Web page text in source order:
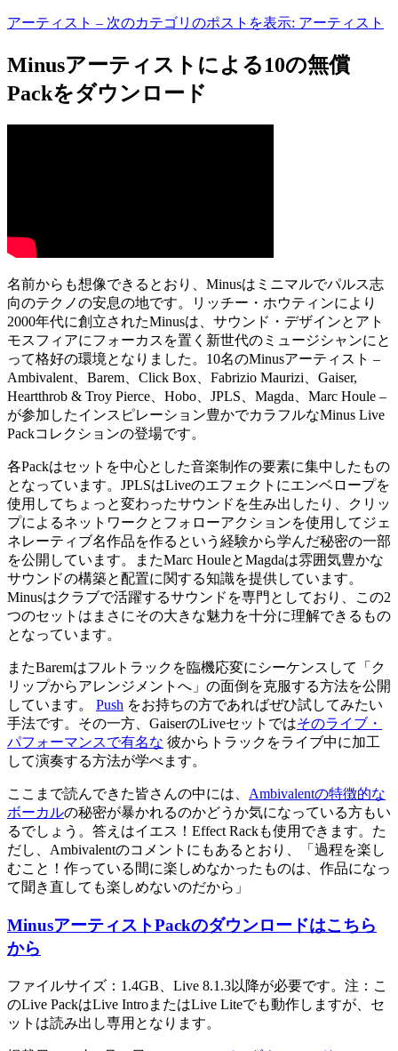
アーティスト – 次のカテゴリのポストを表示: アーティスト
Minusアーティストによる10の無償
Packをダウンロード
名前からも想像できるとおり、Minusはミニマルでパルス志
向のテクノの安息の地です。リッチー・ホウティンにより
2000年代に創立されたMinusは、サウンド・デザインとアト
モスフィアにフォーカスを置く新世代のミュージシャンにと
って格好の環境となりました。10名のMinusアーティスト –
Ambivalent、Barem、Click Box、Fabrizio Maurizi、Gaiser,
Heartthrob & Troy Pierce、Hobo、JPLS、Magda、Marc Houle –
が参加したインスピレーション豊かでカラフルなMinus Live
Packコレクションの登場です。
各Packはセットを中心とした音楽制作の要素に集中したもの
となっています。JPLSはLiveのエフェクトにエンベロープを
使用してちょっと変わったサウンドを生み出したり、クリッ
プによるネットワークとフォローアクションを使用してジェ
ネレーティブ名作品を作るという経験から学んだ秘密の一部
を公開しています。またMarc HouleとMagdaは雰囲気豊かな
サウンドの構築と配置に関する知識を提供しています。
Minusはクラブで活躍するサウンドを専門としており、この2
つのセットはまさにその大きな魅力を十分に理解できるもの
となっています。
またBaremはフルトラックを臨機応変にシーケンスして「ク
リップからアレンジメントへ」の面倒を克服する方法を公開
しています。 Push をお持ちの方であればぜひ試してみたい
手法です。その一方、GaiserのLiveセットではそのライブ・
パフォーマンスで有名な 彼からトラックをライブ中に加工
して演奏する方法が学べます。
ここまで読んできた皆さんの中には、 Ambivalentの特徴的な
ボーカルの秘密が暴かれるのかどうか気になっている方もい
るでしょう。答えはイエス！Effect Rackも使用できます。た
だし、Ambivalentのコメントにもあるとおり、「過程を楽し
むこと！作っている間に楽しめなかったものは、作品になっ
て聞き直しても楽しめないのだから」
MinusアーティストPackのダウンロードはこちら
から
ファイルサイズ：1.4GB、Live 8.1.3以降が必要です。注：こ
のLive PackはLive IntroまたはLive Liteでも動作しますが、セ
ットは読み出し専用となります。